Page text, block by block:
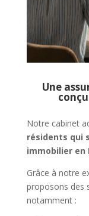
Une
Notre cabinet
résidents qui
immobilier en
Grâce à notre
proposons des
notamment :